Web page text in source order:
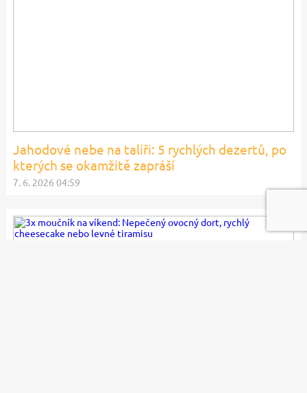
Jahodové nebe na talíři: 5 rychlých dezertů, po
kterých se okamžitě zapráší
7. 6. 2026 04:59